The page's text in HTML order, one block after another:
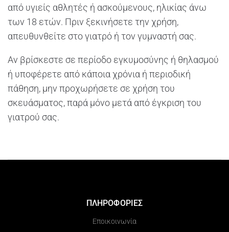
από υγιείς αθλητές ή ασκούμενους, ηλικίας άνω
των 18 ετών. Πριν ξεκινήσετε την χρήση,
απευθυνθείτε στο γιατρό ή τον γυμναστή σας.
Αν βρίσκεστε σε περίοδο εγκυμοσύνης ή θηλασμού
ή υποφέρετε από κάποια χρόνια ή περιοδική
πάθηση, μην προχωρήσετε σε χρήση του
σκευάσματος, παρά μόνο μετά από έγκριση του
γιατρού σας.
ΠΛΗΡΟΦΟΡΙΕΣ
Εποικοινωνία